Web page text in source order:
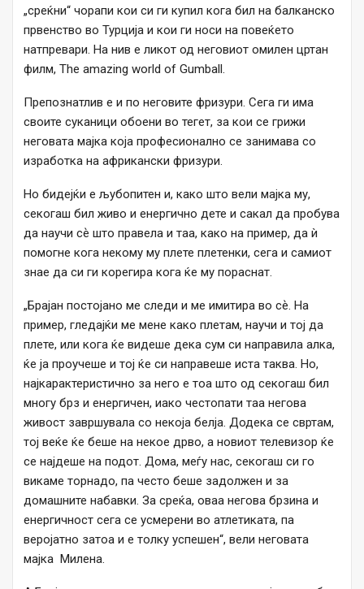
„среќни“ чорапи кои си ги купил кога бил на балканско
првенство во Турција и кои ги носи на повеќето
натпревари. На нив е ликот од неговиот омилен цртан
филм, The amazing world of Gumball.
Препознатлив е и по неговите фризури. Сега ги има
своите суканици обоени во тегет, за кои се грижи
неговата мајка која професионално се занимава со
изработка на африкански фризури.
Но бидејќи е љубопитен и, како што вели мајка му,
секогаш бил живо и енергично дете и сакал да пробува
да научи сѐ што правела и таа, како на пример, да ѝ
помогне кога некому му плете плетенки, сега и самиот
знае да си ги корегира кога ќе му пораснат.
„Брајан постојано ме следи и ме имитира во сѐ. На
пример, гледајќи ме мене како плетам, научи и тој да
плете, или кога ќе видеше дека сум си направила алка,
ќе ја проучеше и тој ќе си направеше иста таква. Но,
најкарактеристично за него е тоа што од секогаш бил
многу брз и енергичен, иако честопати таа негова
живост завршувала со некоја белја. Додека се свртам,
тој веќе ќе беше на некое дрво, а новиот телевизор ќе
се најдеше на подот. Дома, меѓу нас, секогаш си го
викаме торнадо, па често беше задолжен и за
домашните набавки. За среќа, оваа негова брзина и
енергичност сега се усмерени во атлетиката, па
веројатно затоа и е толку успешен“, вели неговата
мајка Милена.